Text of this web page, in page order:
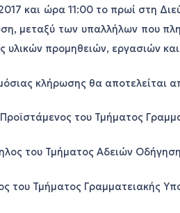
και ώρα 11:00 το πρωί στη
μεταξύ των υπαλλήλων που
υλικών προμηθειών, εργασιών
κλήρωσης θα αποτελείται
του Τμήματος
του Τμήματος Αδειών
του Τμήματος Γραμματειακής